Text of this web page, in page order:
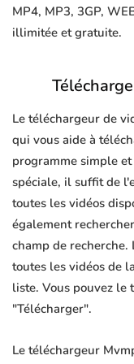
MP4, MP3, 3GP,
illimitée et gratuite.
Le téléchargeur de
qui vous aide à
programme simple
spéciale, il suffit de
toutes les vidéos
également
champ de
toutes les vidéos de
liste. Vous pouvez
"Télécharger".
Le téléchargeur